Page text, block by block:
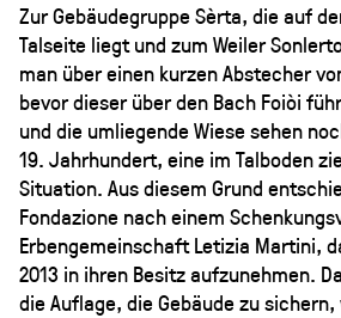
Zur Gebäudegruppe Sèrta, die auf
Talseite liegt und zum Weiler
man über einen kurzen Abstecher
bevor dieser über den Bach Foiòi
und die umliegende Wiese sehen
19. Jahrhundert, eine im Talboden
Situation. Aus diesem Grund
Fondazione nach einem
Erbengemeinschaft Letizia Martini,
2013 in ihren Besitz aufzunehmen.
die Auflage, die Gebäude zu